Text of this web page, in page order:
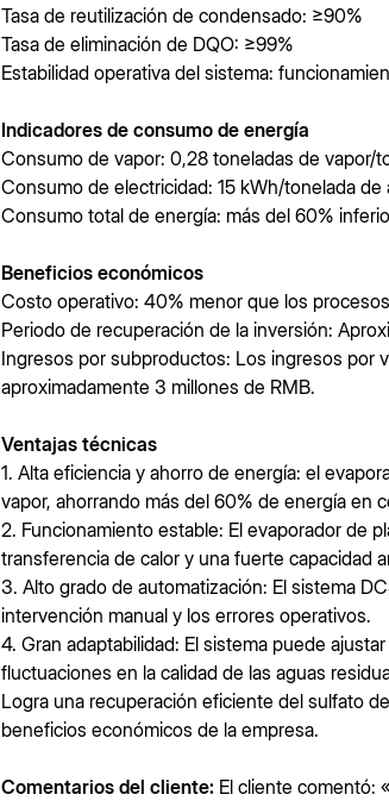
Tasa de reutilización de condensado: ≥90%
Tasa de eliminación de DQO: ≥99%
Estabilidad operativa del sistema:
Indicadores de consumo de energía
Consumo de vapor: 0,28 toneladas de vapor/
Consumo de electricidad: 15 kWh/tonelada de
Consumo total de energía: más del 60%
Beneficios económicos
Costo operativo: 40% menor que los
Periodo de recuperación de la inversión:
Ingresos por subproductos: Los ingresos por
aproximadamente 3 millones de RMB.
Ventajas técnicas
1. Alta eficiencia y ahorro de energía: el
vapor, ahorrando más del 60% de energía en
2. Funcionamiento estable: El evaporador de
transferencia de calor y una fuerte capacidad
3. Alto grado de automatización: El sistema
intervención manual y los errores operativos.
4. Gran adaptabilidad: El sistema puede
fluctuaciones en la calidad de las aguas
Logra una recuperación eficiente del sulfato
beneficios económicos de la empresa.
Comentarios del cliente: El cliente comentó: